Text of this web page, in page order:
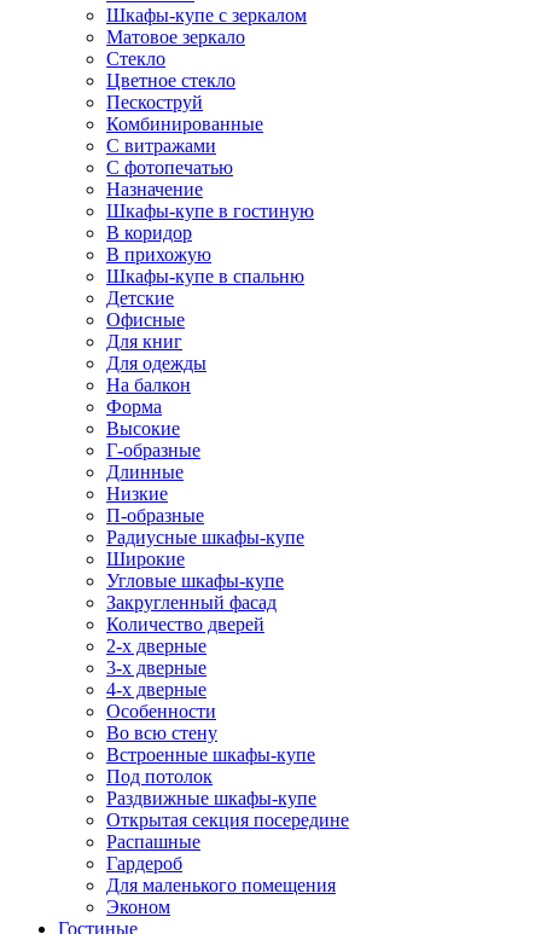
Шкафы-купе с зеркалом
Матовое зеркало
Стекло
Цветное стекло
Пескоструй
Комбинированные
С витражами
С фотопечатью
Назначение
Шкафы-купе в гостиную
В коридор
В прихожую
Шкафы-купе в спальню
Детские
Офисные
Для книг
Для одежды
На балкон
Форма
Высокие
Г-образные
Длинные
Низкие
П-образные
Радиусные шкафы-купе
Широкие
Угловые шкафы-купе
Закругленный фасад
Количество дверей
2-х дверные
3-х дверные
4-х дверные
Особенности
Во всю стену
Встроенные шкафы-купе
Под потолок
Раздвижные шкафы-купе
Открытая секция посередине
Распашные
Гардероб
Для маленького помещения
Эконом
Гостиные